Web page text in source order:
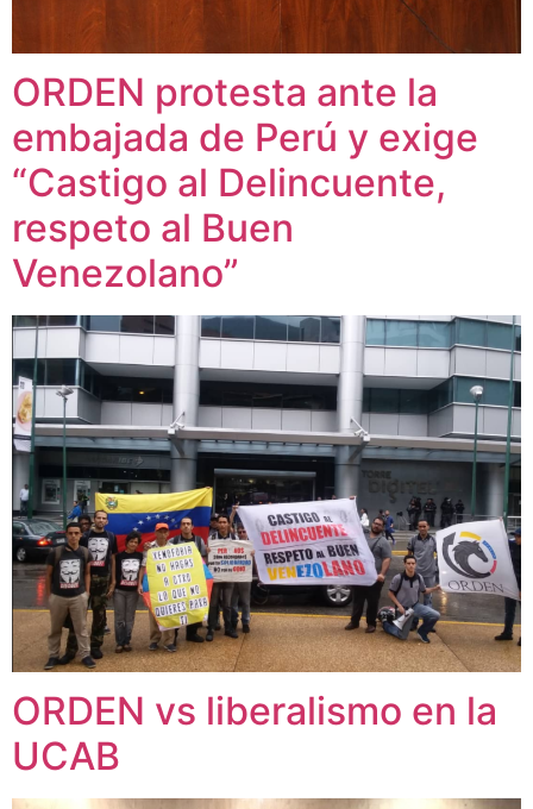
ORDEN protesta ante la
embajada de Perú y exige
“Castigo al Delincuente,
respeto al Buen
Venezolano”
ORDEN vs liberalismo en la
UCAB